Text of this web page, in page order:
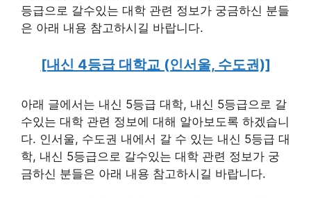
등급으로 갈수있는 대학 관련 정보가 궁금하신 분들
은 아래 내용 참고하시길 바랍니다.
[내신 4등급 대학교 (인서울, 수도권)]
아래 글에서는 내신 5등급 대학, 내신 5등급으로 갈
수있는 대학 관련 정보에 대해 알아보도록 하겠습니
다. 인서울, 수도권 내에서 갈 수 있는 내신 5등급 대
학, 내신 5등급으로 갈수있는 대학 관련 정보가 궁
금하신 분들은 아래 내용 참고하시길 바랍니다.